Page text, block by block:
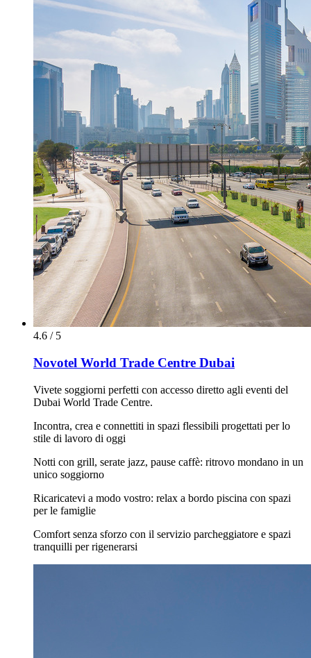
4.6 / 5
Novotel World Trade Centre Dubai
Vivete soggiorni perfetti con accesso diretto agli eventi del
Dubai World Trade Centre.
Incontra, crea e connettiti in spazi flessibili progettati per lo
stile di lavoro di oggi
Notti con grill, serate jazz, pause caffè: ritrovo mondano in un
unico soggiorno
Ricaricatevi a modo vostro: relax a bordo piscina con spazi
per le famiglie
Comfort senza sforzo con il servizio parcheggiatore e spazi
tranquilli per rigenerarsi